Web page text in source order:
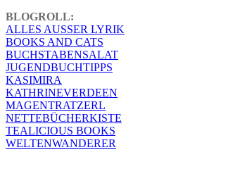
BLOGROLL:
ALLES AUSSER LYRIK
BOOKS AND CATS
BUCHSTABENSALAT
JUGENDBUCHTIPPS
KASIMIRA
KATHRINEVERDEEN
MAGENTRATZERL
NETTEBÜCHERKISTE
TEALICIOUS BOOKS
WELTENWANDERER